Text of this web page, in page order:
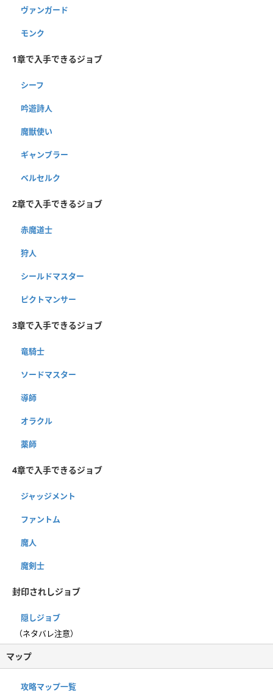
ヴァンガード
モンク
1章で入手できるジョブ
シーフ
吟遊詩人
魔獣使い
ギャンブラー
ベルセルク
2章で入手できるジョブ
赤魔道士
狩人
シールドマスター
ピクトマンサー
3章で入手できるジョブ
竜騎士
ソードマスター
導師
オラクル
薬師
4章で入手できるジョブ
ジャッジメント
ファントム
魔人
魔剣士
封印されしジョブ
隠しジョブ
（ネタバレ注意）
マップ
攻略マップ一覧